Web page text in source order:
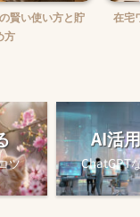
賢い使い方と貯
方
在宅
ツ
AI活
ChatGPT